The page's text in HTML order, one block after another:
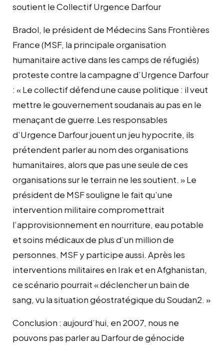
soutient le Collectif Urgence Darfour
Bradol, le président de Médecins Sans Frontières
France (MSF, la principale organisation
humanitaire active dans les camps de réfugiés)
proteste contre la campagne d’Urgence Darfour
: « Le collectif défend une cause politique : il veut
mettre le gouvernement soudanais au pas en le
menaçant de guerre.Les responsables
d’Urgence Darfour jouent un jeu hypocrite, ils
prétendent parler au nom des organisations
humanitaires, alors que pas une seule de ces
organisations sur le terrain ne les soutient. » Le
président de MSF souligne le fait qu’une
intervention militaire compromettrait
l’approvisionnement en nourriture, eau potable
et soins médicaux de plus d’un million de
personnes. MSF y participe aussi. Après les
interventions militaires en Irak et en Afghanistan,
ce scénario pourrait « déclencher un bain de
sang, vu la situation géostratégique du Soudan2. »
Conclusion : aujourd’hui, en 2007, nous ne
pouvons pas parler au Darfour de génocide